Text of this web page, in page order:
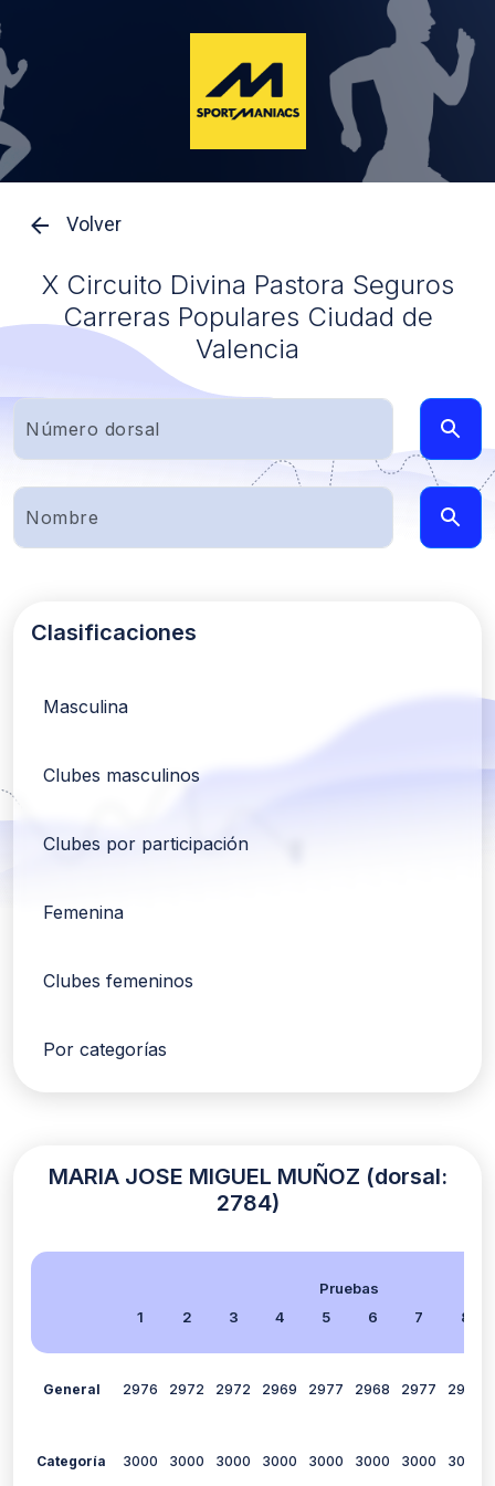
Volver
X Circuito Divina Pastora Seguros
Carreras Populares Ciudad de
Valencia
Clasificaciones
Masculina
Clubes masculinos
Clubes por participación
Femenina
Clubes femeninos
Por categorías
MARIA JOSE MIGUEL MUÑOZ (dorsal:
2784)
Pruebas
1
2 3 4 5 6 7 8
General 2976 2972 2972 2969 2977 2968 2977 2982
Categoría 3000 3000 3000 3000 3000 3000 3000 3000